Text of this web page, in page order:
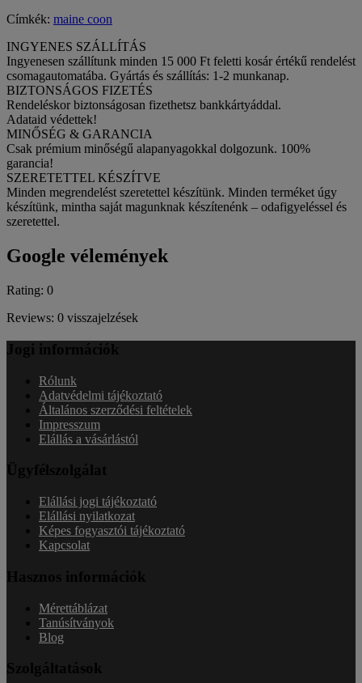
Címkék: maine coon
INGYENES SZÁLLÍTÁS
Ingyenesen szállítunk minden 15 000 Ft feletti kosár értékű rendelést
csomagautomatába. Gyártás és szállítás: 1-2 munkanap.
BIZTONSÁGOS FIZETÉS
Rendeléskor biztonságosan fizethetsz bankkártyáddal.
Adataid védettek!
MINŐSÉG & GARANCIA
Csak prémium minőségű alapanyagokkal dolgozunk. 100%
garancia!
SZERETETTEL KÉSZÍTVE
Minden megrendelést szeretettel készítünk. Minden terméket úgy
készítünk, mintha saját magunknak készítenénk – odafigyeléssel és
szeretettel.
Google vélemények
Rating: 0
Reviews: 0 visszajelzések
Jogi információk
Rólunk
Adatvédelmi tájékoztató
Általános szerződési feltételek
Impresszum
Elállás a vásárlástól
Ügyfélszolgálat
Elállási jogi tájékoztató
Elállási nyilatkozat
Képes fogyasztói tájékoztató
Kapcsolat
Hasznos információk
Mérettáblázat
Tanúsítványok
Blog
Szolgáltatások